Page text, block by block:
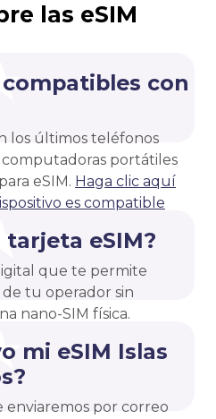
las eSIM
con
los últimos teléfonos
portátiles
eSIM. Haga clic aquí
es compatible
tarjeta eSIM?
que te permite
tu operador sin
nano-SIM física.
mi eSIM Islas
enviaremos por correo